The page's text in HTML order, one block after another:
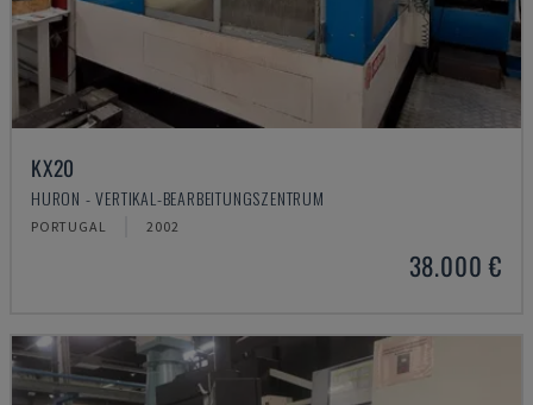
KX20
HURON - VERTIKAL-BEARBEITUNGSZENTRUM
PORTUGAL 2002
38.000 €